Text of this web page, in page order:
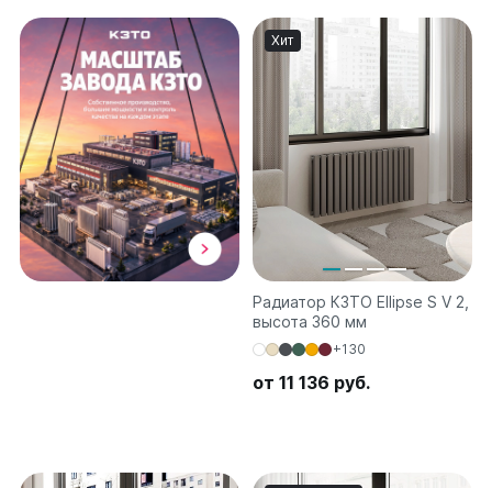
на 13 секций
на 14 секций
на 15 секций
на 16 секций
на 17 секций
на 18 секций
на 19 секций
на 20 секций
По цветам
Белые
Bataria Retro 3
Хит
Радиатор КЗТО Ellipse S V 2,
высота 360 мм
+130
от 11 136 руб.